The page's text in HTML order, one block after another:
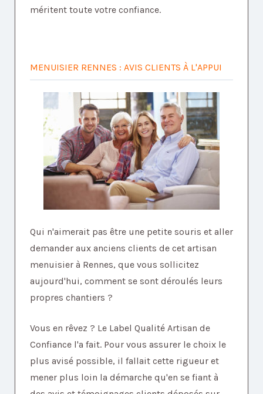
méritent toute votre confiance.
MENUISIER RENNES : AVIS CLIENTS À L'APPUI
Qui n'aimerait pas être une petite souris et aller
demander aux anciens clients de cet artisan
menuisier à Rennes, que vous sollicitez
aujourd'hui, comment se sont déroulés leurs
propres chantiers ?
Vous en rêvez ? Le Label Qualité Artisan de
Confiance l'a fait. Pour vous assurer le choix le
plus avisé possible, il fallait cette rigueur et
mener plus loin la démarche qu'en se fiant à